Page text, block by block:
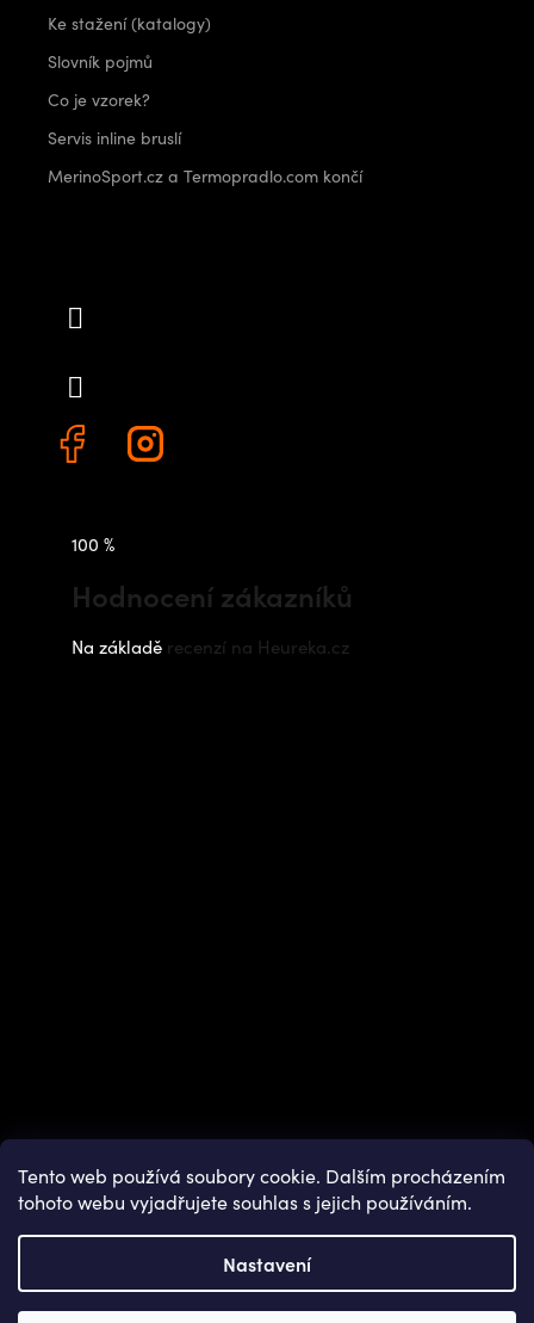
Tento web používá soubory cookie. Dalším procházením
tohoto webu vyjadřujete souhlas s jejich používáním.
Nastavení
Ke stažení (katalogy)
Slovník pojmů
Co je vzorek?
Servis inline bruslí
MerinoSport.cz a Termopradlo.com končí
100 %
Hodnocení zákazníků
Na základě recenzí na Heureka.cz
Copyright 2026OUTDOOR SHOPS. Všechna práva vyhrazena.